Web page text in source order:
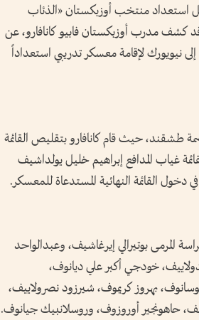
الأولية المكونة من 30 لاعباً، في ظل استعداد منتخب أوزبكستان «الذئاب
لخوض أول تجربة في تاريخه بكأس العالم 2026. وقد كشف مدرب أوزبكستان فابيو كانافارو، عن
نيويورك لإقامة معسكر تدريبي استعداداً
طشقند، حيث قام كانافارو بتقليص القائمة
فقط، وشهدت القائمة غياب المدافع إبراهيم خليل يولداشيف
القائمة النهائية المستدعاة للمعسكر.
المرمى بوتيرالي إيرغاشيف، وعبدالواحد
خودجي أكبر علي ديانوف،
بهروز كريموف، شيرزود نصرولاييف،
حاهونجير أوروزوف، وروسلانبيك جيانوف.